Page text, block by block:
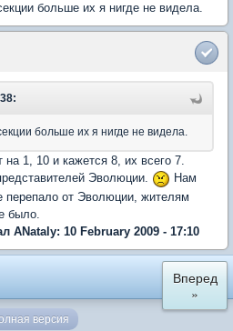
больше их я нигде не видела.
больше их я нигде не видела.
1, 10 и кажется 8, их всего 7.
Эволюции.
Нам
перепало от Эволюции, жителям
было.
ANataly: 10 February 2009 - 17:10
Вперед
»
версия